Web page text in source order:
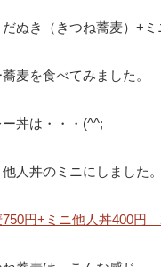
ぬき（きつね蕎麦）+ミ
麦を食べてみました。
丼は・・・(^^;
人丼のミニにしました。
750円+ミニ他人丼400円